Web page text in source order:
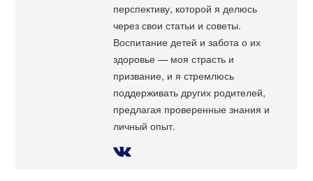
перспективу, которой я делюсь
через свои статьи и советы.
Воспитание детей и забота о их
здоровье — моя страсть и
призвание, и я стремлюсь
поддерживать других родителей,
предлагая проверенные знания и
личный опыт.